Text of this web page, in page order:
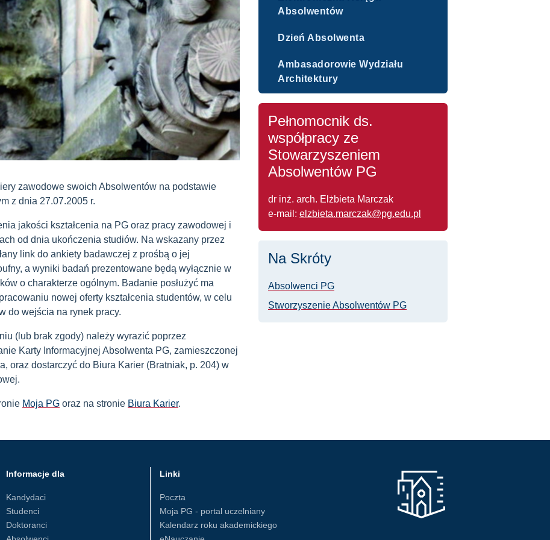
Absolwentów
Dzień Absolwenta
Ambasadorowie Wydziału
Architektury
zawodowe swoich Absolwentów na podstawie
z dnia 27.07.2005 r.
jakości kształcenia na PG oraz pracy zawodowej i
od dnia ukończenia studiów. Na wskazany przez
link do ankiety badawczej z prośbą o jej
a wyniki badań prezentowane będą wyłącznie w
o charakterze ogólnym. Badanie posłużyć ma
nowej oferty kształcenia studentów, w celu
do wejścia na rynek pracy.
(lub brak zgody) należy wyrazić poprzez
Karty Informacyjnej Absolwenta PG, zamieszczonej
oraz dostarczyć do Biura Karier (Bratniak, p. 204) w
Moja PG oraz na stronie Biura Karier.
Pełnomocnik ds.
współpracy ze
Stowarzyszeniem
Absolwentów PG
dr inż. arch. Elżbieta Marczak
e-mail: elzbieta.marczak@pg.edu.pl
Na Skróty
Absolwenci PG
Stworzyszenie Absolwentów PG
Informacje dla
Kandydaci
Studenci
Doktoranci
Linki
Poczta
Moja PG - portal uczelniany
Kalendarz roku akademickiego